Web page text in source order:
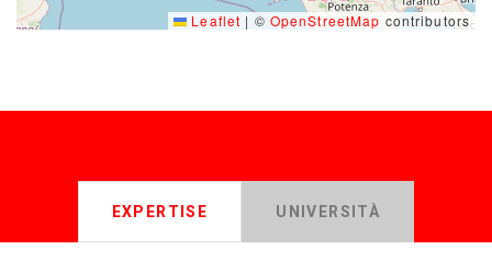
Leaflet | © OpenStreetMap contributors
EXPERTISE UNIVERSITÀ